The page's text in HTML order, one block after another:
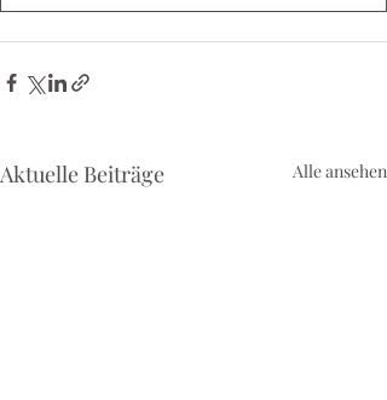
Aktuelle Beiträge Alle ansehen